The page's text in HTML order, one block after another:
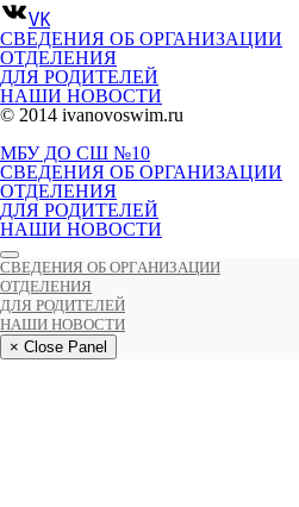
VK
СВЕДЕНИЯ ОБ ОРГАНИЗАЦИИ
ОТДЕЛЕНИЯ
ДЛЯ РОДИТЕЛЕЙ
НАШИ НОВОСТИ
© 2014 ivanovoswim.ru
МБУ ДО СШ №10
СВЕДЕНИЯ ОБ ОРГАНИЗАЦИИ
ОТДЕЛЕНИЯ
ДЛЯ РОДИТЕЛЕЙ
НАШИ НОВОСТИ
СВЕДЕНИЯ ОБ ОРГАНИЗАЦИИ
ОТДЕЛЕНИЯ
ДЛЯ РОДИТЕЛЕЙ
НАШИ НОВОСТИ
× Close Panel